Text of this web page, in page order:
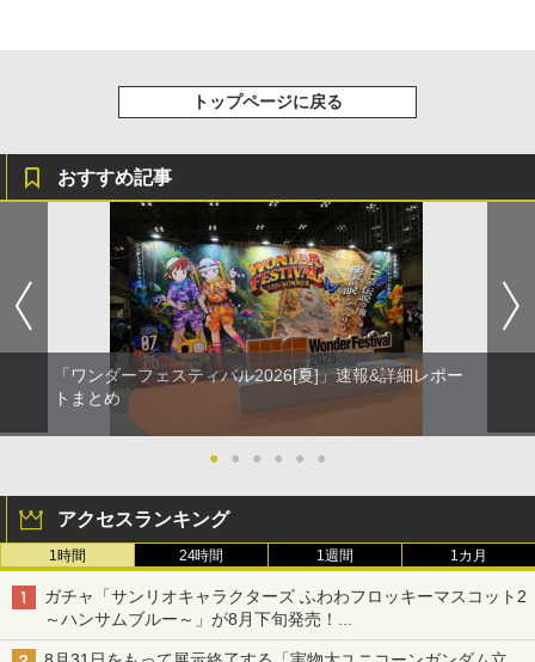
トップページに戻る
おすすめ記事
「ワンダーフェスティバル2026[夏]」速報&詳細レポー
トまとめ
● ● ● ● ● ●
アクセスランキング
1時間 24時間 1週間 1カ月
ガチャ「サンリオキャラクターズ ふわわフロッキーマスコット2
～ハンサムブルー～」が8月下旬発売！
ポチャッコやタキシードサムたちがブルーなハンサム仕様で登場